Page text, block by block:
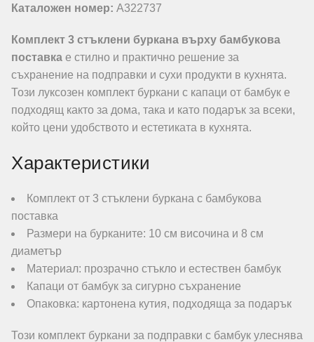
Каталожен номер: A322737
Комплект 3 стъклени буркана върху бамбукова
поставка е стилно и практично решение за
съхранение на подправки и сухи продукти в кухнята.
Този луксозен комплект буркани с капаци от бамбук е
подходящ както за дома, така и като подарък за всеки,
който цени удобството и естетиката в кухнята.
Характеристики
Комплект от 3 стъклени буркана с бамбукова
поставка
Размери на бурканите: 10 см височина и 8 см
диаметър
Материал: прозрачно стъкло и естествен бамбук
Капаци от бамбук за сигурно съхранение
Опаковка: картонена кутия, подходяща за подарък
Този комплект буркани за подправки с бамбук улеснява